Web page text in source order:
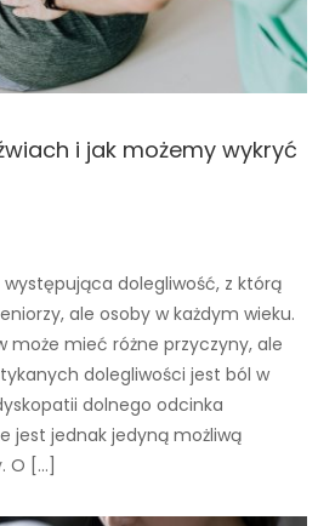
i jak możemy wykryć
dolegliwość, z którą
ale osoby w każdym wieku.
może mieć różne przyczyny, ale
dolegliwości jest ból w
dolnego odcinka
jest jednak jedyną możliwą
O […]